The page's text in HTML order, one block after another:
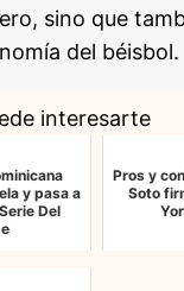
sino que
del béisbol.
interesarte
y pasa a
Del
Pros y
Soto